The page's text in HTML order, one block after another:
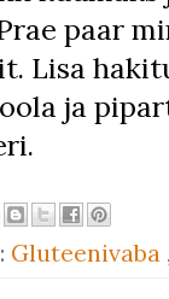
paar
Lisa
ja
Gluteenivaba ,